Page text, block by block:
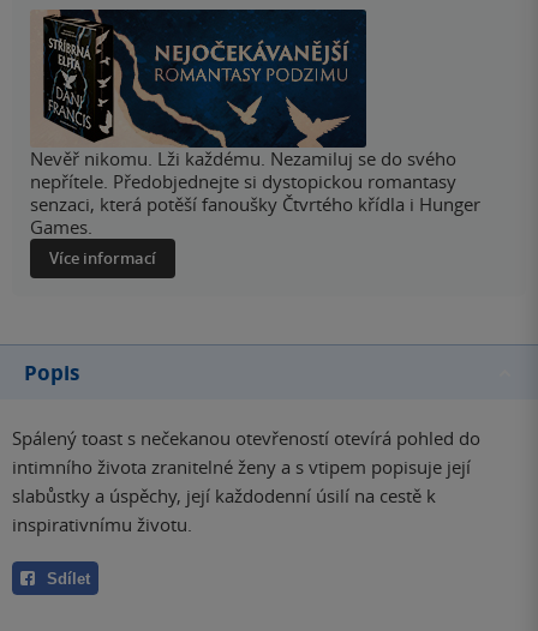
Nevěř nikomu. Lži každému. Nezamiluj se do svého
nepřítele. Předobjednejte si dystopickou romantasy
senzaci, která potěší fanoušky Čtvrtého křídla i Hunger
Games.
Více informací
Popis
Spálený toast s nečekanou otevřeností otevírá pohled do
intimního života zranitelné ženy a s vtipem popisuje její
slabůstky a úspěchy, její každodenní úsilí na cestě k
inspirativnímu životu.
Sdílet